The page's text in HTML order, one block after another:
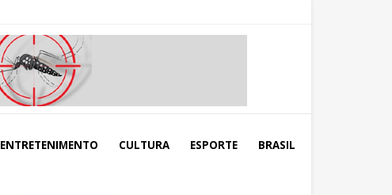
ENTRETENIMENTO CULTURA ESPORTE BRASIL